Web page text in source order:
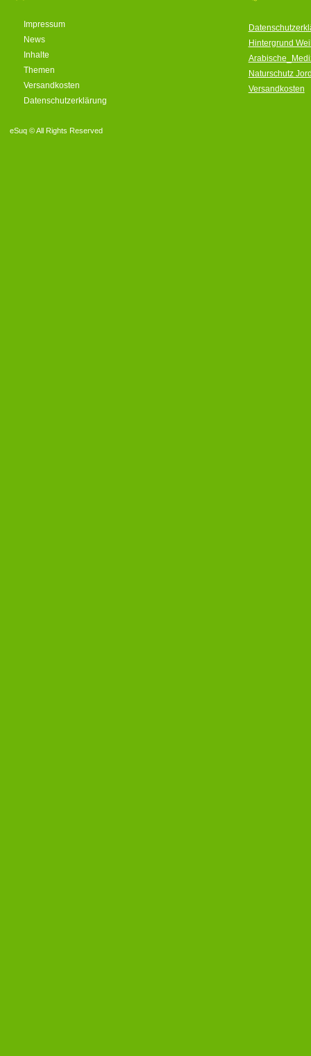
Impressum
News
Inhalte
Themen
Versandkosten
Datenschutzerklärung
Hintergrund
Naturschutz
Versandkosten
eSuq © All Rights Reserved